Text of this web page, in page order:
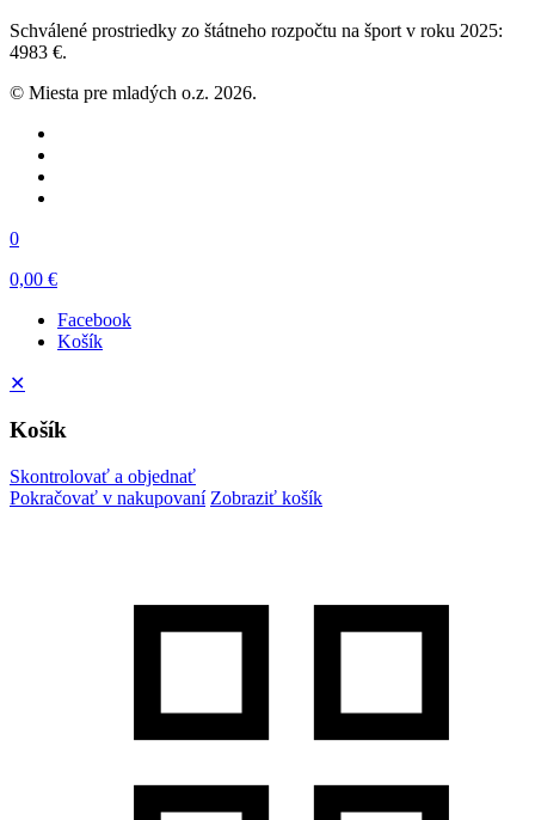
Schválené prostriedky zo štátneho rozpočtu na šport v roku 2025:
4983 €.
© Miesta pre mladých o.z. 2026.
0
0,00 €
Facebook
Košík
✕
Košík
Skontrolovať a objednať
Pokračovať v nakupovaní Zobraziť košík